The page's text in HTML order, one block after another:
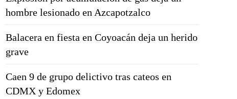
hombre lesionado en Azcapotzalco
Balacera en fiesta en Coyoacán deja un herido
grave
Caen 9 de grupo delictivo tras cateos en
CDMX y Edomex